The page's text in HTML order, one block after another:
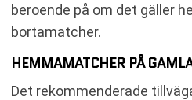
beroende på om det gäller
bortamatcher.
HEMMAMATCHER PÅ
Det rekommenderade